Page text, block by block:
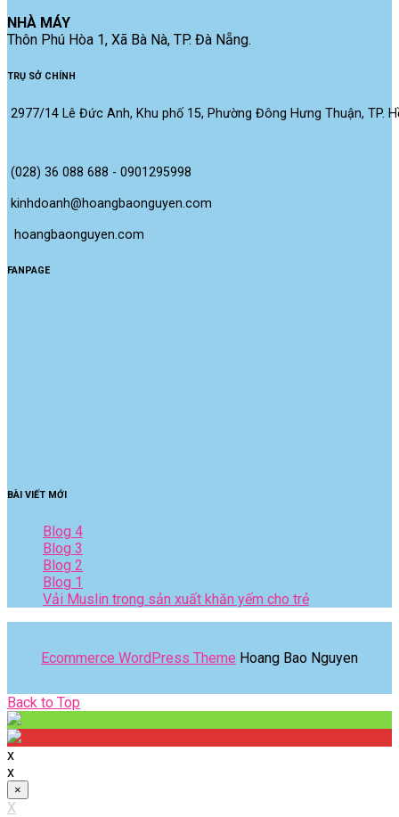
NHÀ MÁY
Thôn Phú Hòa 1, Xã Bà Nà, TP. Đà Nẵng.
TRỤ SỞ CHÍNH
2977/14 Lê Đức Anh, Khu phố 15, Phường Đông Hưng Thuận, TP.
(028) 36 088 688 - 0901295998
kinhdoanh@hoangbaonguyen.com
hoangbaonguyen.com
FANPAGE
BÀI VIẾT MỚI
Blog 4
Blog 3
Blog 2
Blog 1
Vải Muslin trong sản xuất khăn yếm cho trẻ
Ecommerce WordPress Theme Hoang Bao Nguyen
Back to Top
x
x
×
X